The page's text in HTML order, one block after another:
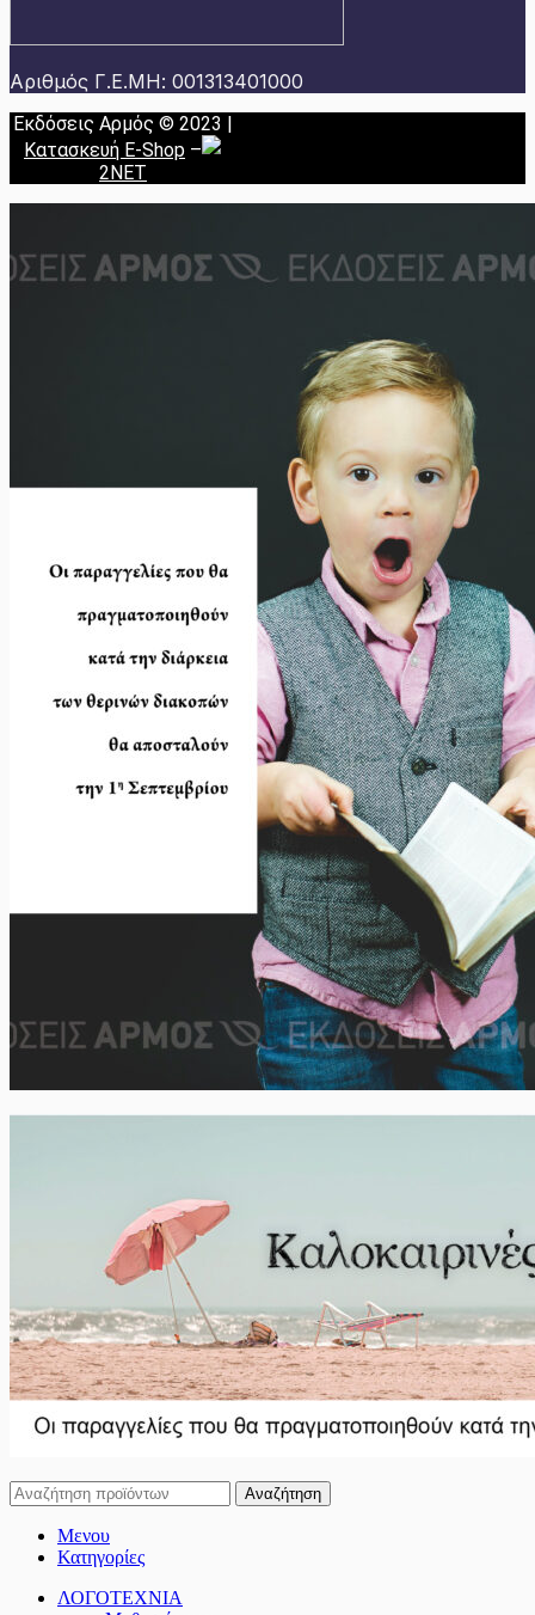
Αριθμός Γ.Ε.ΜΗ: 001313401000
Εκδόσεις Αρμός © 2023 |
Κατασκευή E-Shop –
2NET
Αναζήτηση
Μενου
Κατηγορίες
ΛΟΓΟΤΕΧΝΙΑ